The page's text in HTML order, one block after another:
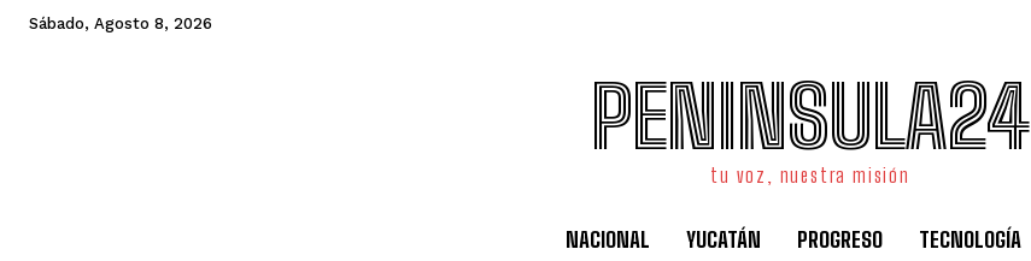
Sábado, Agosto 8, 2026
PENINSULA24
tu voz, nuestra misión
NACIONAL YUCATÁN PROGRESO TECNOLOGÍA